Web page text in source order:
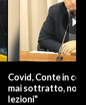
Covid, Conte in
mai sottratto, non
lezioni"